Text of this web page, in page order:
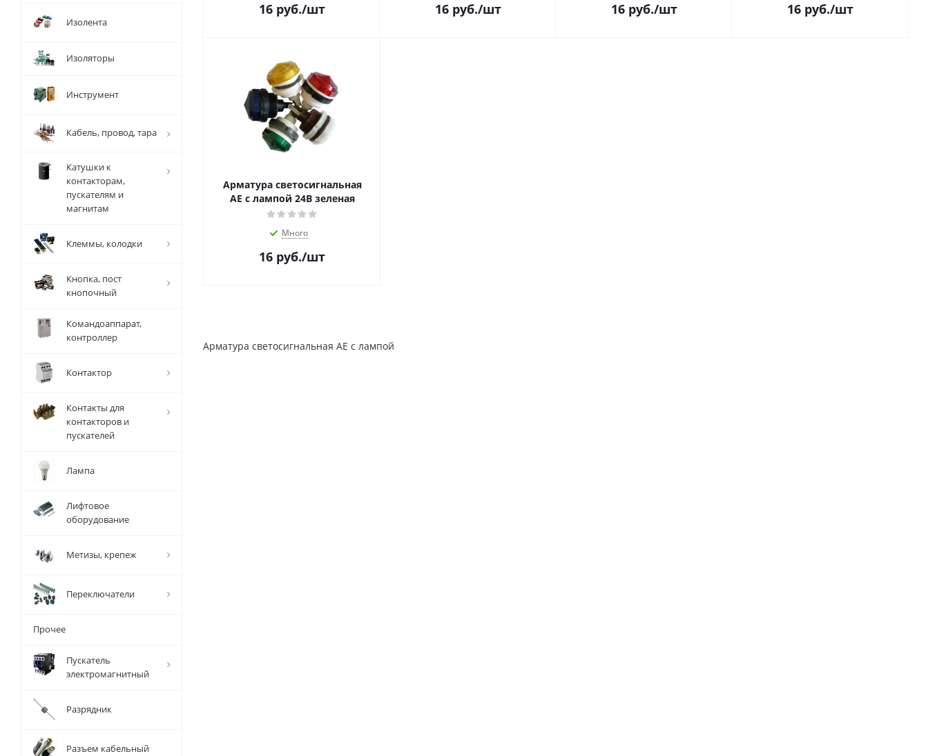
16 руб./шт 16 руб./шт 16 руб./шт 16 руб./шт
Арматура светосигнальная
АЕ с лампой 24В зеленая
Много
16 руб./шт
Арматура светосигнальная АЕ с лампой
Изолента
Изоляторы
Инструмент
Кабель, провод, тара
Катушки к
контакторам,
пускателям и
магнитам
Клеммы, колодки
Кнопка, пост
кнопочный
Командоаппарат,
контроллер
Контактор
Контакты для
контакторов и
пускателей
Лампа
Лифтовое
оборудование
Метизы, крепеж
Переключатели
Прочее
Пускатель
электромагнитный
Разрядник
Разъем кабельный